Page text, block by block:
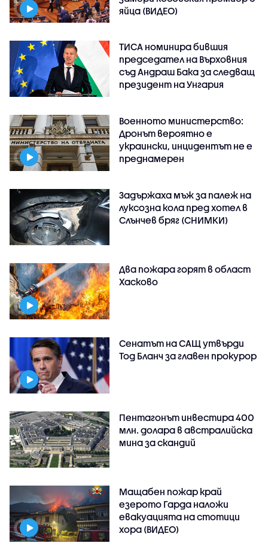
яйца (ВИДЕО)
ТИСА номинира бившия
председател на Върховния
съд Андраш Бака за следващ
президент на Унгария
Военното министерство:
Дронът вероятно е
украински, инцидентът не е
преднамерен
Задържаха мъж за палеж на
луксозна кола пред хотел в
Слънчев бряг (СНИМКИ)
Два пожара горят в област
Хасково
Сенатът на САЩ утвърди
Тод Бланч за главен прокурор
Пентагонът инвестира 400
млн. долара в австралийска
мина за скандий
Мащабен пожар край
езерото Гарда наложи
евакуацията на стотици
хора (ВИДЕО)